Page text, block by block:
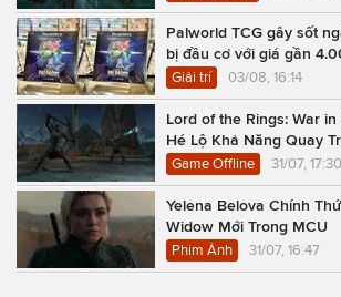
Palworld TCG gây sốt
bị đầu cơ với giá gần
Giải trí 03/08, 16:14
Lord of the Rings: War
Hé Lộ Khả Năng Quay
Game Offline 31/07, 17:30
Yelena Belova Chính
Widow Mới Trong MCU
Phim Ảnh 31/07, 16:47